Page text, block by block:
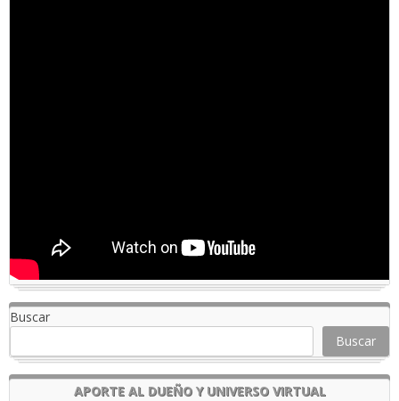
Buscar
Buscar
APORTE AL DUEÑO Y UNIVERSO VIRTUAL